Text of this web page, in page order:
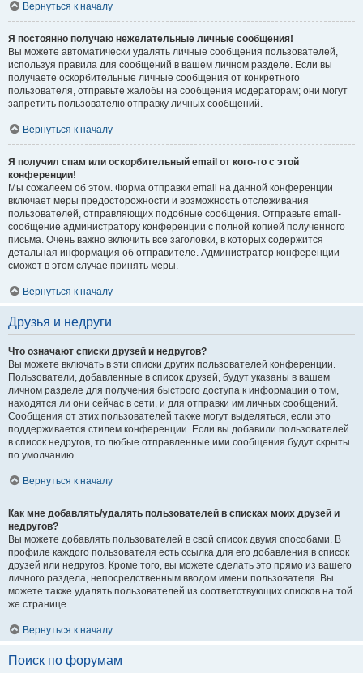
Вернуться к началу
Я постоянно получаю нежелательные личные сообщения!
Вы можете автоматически удалять личные сообщения пользователей,
используя правила для сообщений в вашем личном разделе. Если вы
получаете оскорбительные личные сообщения от конкретного
пользователя, отправьте жалобы на сообщения модераторам; они могут
запретить пользователю отправку личных сообщений.
Вернуться к началу
Я получил спам или оскорбительный email от кого-то с этой
конференции!
Мы сожалеем об этом. Форма отправки email на данной конференции
включает меры предосторожности и возможность отслеживания
пользователей, отправляющих подобные сообщения. Отправьте email-
сообщение администратору конференции с полной копией полученного
письма. Очень важно включить все заголовки, в которых содержится
детальная информация об отправителе. Администратор конференции
сможет в этом случае принять меры.
Вернуться к началу
Друзья и недруги
Что означают списки друзей и недругов?
Вы можете включать в эти списки других пользователей конференции.
Пользователи, добавленные в список друзей, будут указаны в вашем
личном разделе для получения быстрого доступа к информации о том,
находятся ли они сейчас в сети, и для отправки им личных сообщений.
Сообщения от этих пользователей также могут выделяться, если это
поддерживается стилем конференции. Если вы добавили пользователей
в список недругов, то любые отправленные ими сообщения будут скрыты
по умолчанию.
Вернуться к началу
Как мне добавлять/удалять пользователей в списках моих друзей и
недругов?
Вы можете добавлять пользователей в свой список двумя способами. В
профиле каждого пользователя есть ссылка для его добавления в список
друзей или недругов. Кроме того, вы можете сделать это прямо из вашего
личного раздела, непосредственным вводом имени пользователя. Вы
можете также удалять пользователей из соответствующих списков на той
же странице.
Вернуться к началу
Поиск по форумам